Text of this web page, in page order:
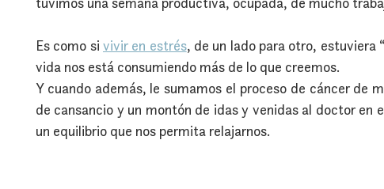
Es como si vivir en estrés, de un lado para otro, estuviera
vida nos está consumiendo más de lo que creemos.
Y cuando además, le sumamos el proceso de cáncer de
de cansancio y un montón de idas y venidas al doctor en
un equilibrio que nos permita relajarnos.